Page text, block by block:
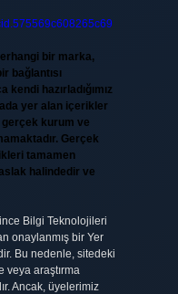
bir marka,
bağlantısı
kendi hazırladığımız
yer alan içerikler
gerçek kurum ve
Gerçek
tamamen
halindedir ve
Bilgi Teknolojileri
onaylanmış bir Yer
Bu nedenle, sitedeki
veya araştırma
Ancak, üyelerimiz